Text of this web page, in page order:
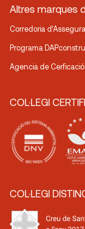
Altres marques
Corredoria
Programa
Agencia de Cerficació
COL·LEGI
COL·LEGI